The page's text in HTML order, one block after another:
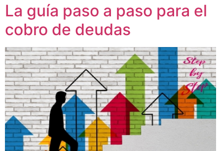
La guía paso a paso para el
cobro de deudas